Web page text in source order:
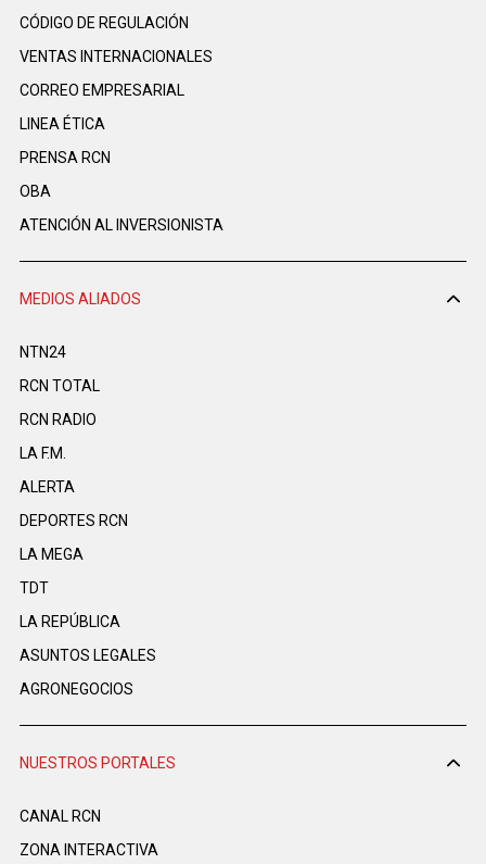
CÓDIGO DE REGULACIÓN
VENTAS INTERNACIONALES
CORREO EMPRESARIAL
LINEA ÉTICA
PRENSA RCN
OBA
ATENCIÓN AL INVERSIONISTA
MEDIOS ALIADOS
NTN24
RCN TOTAL
RCN RADIO
LA F.M.
ALERTA
DEPORTES RCN
LA MEGA
TDT
LA REPÚBLICA
ASUNTOS LEGALES
AGRONEGOCIOS
NUESTROS PORTALES
CANAL RCN
ZONA INTERACTIVA